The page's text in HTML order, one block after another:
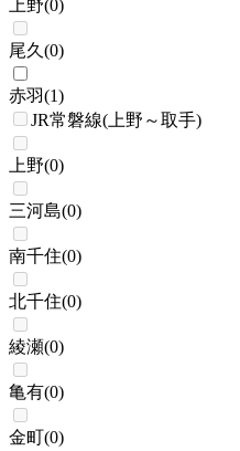
上野(0)
尾久 (0)
赤羽(1)
JR常磐線(上野～取手)
上野(0)
三河島(0)
南千住(0)
北千住(0)
綾瀬(0)
亀有(0)
金町(0)